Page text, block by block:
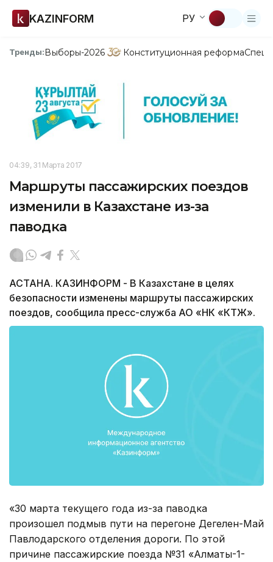
KAZINFORM РУ
Тренды:Выборы-2026 Конституционная реформа
04:39, 31 Марта 2017
Маршруты пассажирских поездов
изменили в Казахстане из-за
паводка
АСТАНА. КАЗИНФОРМ - В Казахстане в целях
безопасности изменены маршруты пассажирских
поездов, сообщила пресс-служба АО «НК «КТЖ».
«30 марта текущего года из-за паводка
произошел подмыв пути на перегоне Дегелен-Май
Павлодарского отделения дороги. По этой
причине пассажирские поезда №31 «Алматы-1-